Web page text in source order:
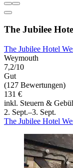
The Jubilee
The Jubilee Hotel
Weymouth
7,2/10
Gut
(127 Bewertungen)
131 €
inkl. Steuern &
2. Sept.–3. Sept.
The Jubilee Hotel